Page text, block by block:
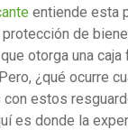
entiende esta
de
otorga una caja
¿qué ocurre
estos
es donde la